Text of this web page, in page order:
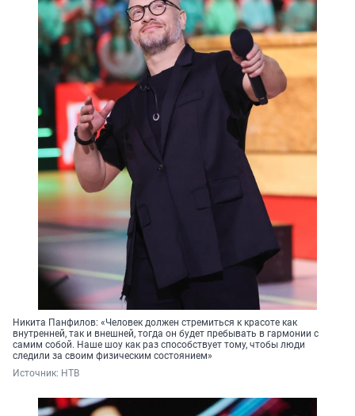
Никита Панфилов: «Человек должен стремиться к красоте как
внутренней, так и внешней, тогда он будет пребывать в гармонии с
самим собой. Наше шоу как раз способствует тому, чтобы люди
следили за своим физическим состоянием»
Источник: НТВ